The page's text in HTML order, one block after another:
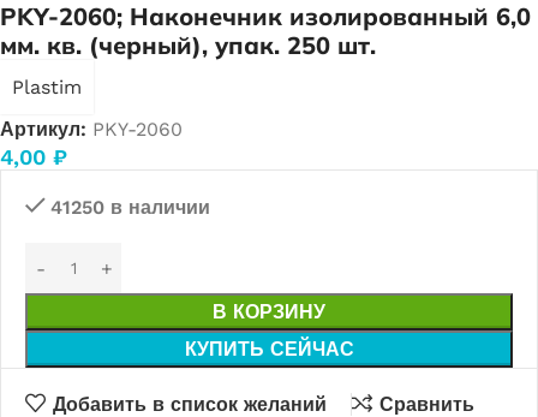
PKY-2060; Наконечник изолированный 6,0
мм. кв. (черный), упак. 250 шт.
Plastim
Артикул: PKY-2060
4,00 ₽
41250 в наличии
В КОРЗИНУ
КУПИТЬ СЕЙЧАС
Добавить в список желаний Сравнить